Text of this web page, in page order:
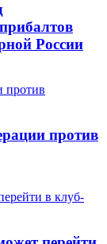
России
против